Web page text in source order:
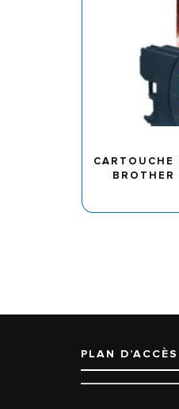
CARTOUCHE
PLAN D’ACCÈS